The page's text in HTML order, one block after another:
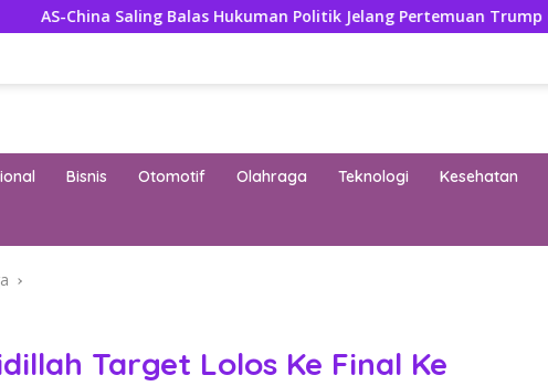
Balas Hukuman Politik Jelang Pertemuan Trump dan Xi Jinping
Bisnis Otomotif Olahraga Teknologi Kesehatan
Target Lolos Ke Final Ke